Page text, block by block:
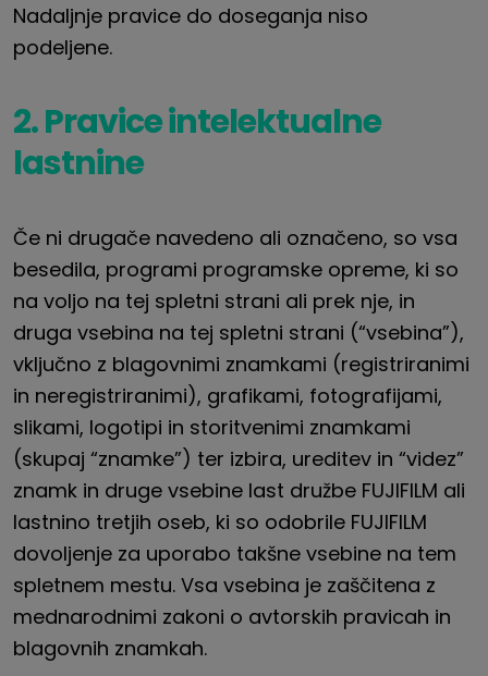
Nadaljnje pravice do doseganja niso
podeljene.
2. Pravice intelektualne
lastnine
Če ni drugače navedeno ali označeno, so vsa
besedila, programi programske opreme, ki so
na voljo na tej spletni strani ali prek nje, in
druga vsebina na tej spletni strani (“vsebina”),
vključno z blagovnimi znamkami (registriranimi
in neregistriranimi), grafikami, fotografijami,
slikami, logotipi in storitvenimi znamkami
(skupaj “znamke”) ter izbira, ureditev in “videz”
znamk in druge vsebine last družbe FUJIFILM ali
lastnino tretjih oseb, ki so odobrile FUJIFILM
dovoljenje za uporabo takšne vsebine na tem
spletnem mestu. Vsa vsebina je zaščitena z
mednarodnimi zakoni o avtorskih pravicah in
blagovnih znamkah.